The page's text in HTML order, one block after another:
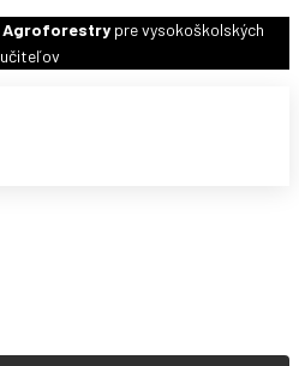
Agroforestrypre vysokoškolských
učiteľov